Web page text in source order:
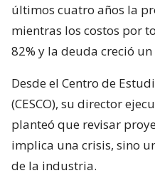
últimos cuatro años la
mientras los costos por
82% y la deuda creció un
Desde el Centro de
(CESCO), su director
planteó que revisar
implica una crisis, sino
de la industria.